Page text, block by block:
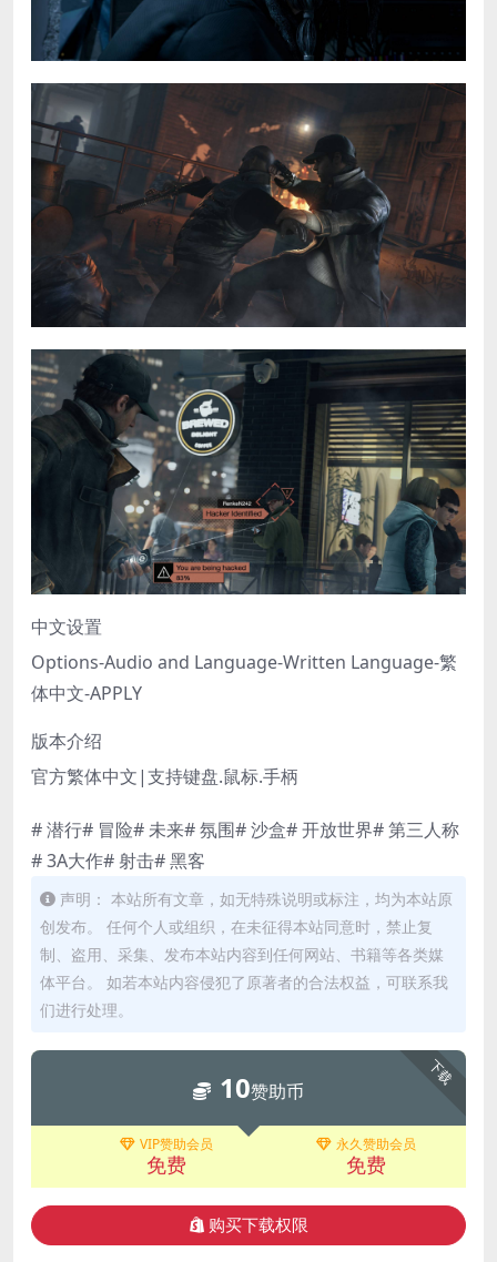
中文设置
Options-Audio and Language-Written Language-繁
体中文-APPLY
版本介绍
官方繁体中文|支持键盘.鼠标.手柄
# 潜行# 冒险# 未来# 氛围# 沙盒# 开放世界# 第三人称
# 3A大作# 射击# 黑客
声明： 本站所有文章，如无特殊说明或标注，均为本站原
创发布。 任何个人或组织，在未征得本站同意时，禁止复
制、盗用、采集、发布本站内容到任何网站、书籍等各类媒
体平台。 如若本站内容侵犯了原著者的合法权益，可联系我
们进行处理。
下载
10赞助币
VIP赞助会员
免费
永久赞助会员
免费
购买下载权限